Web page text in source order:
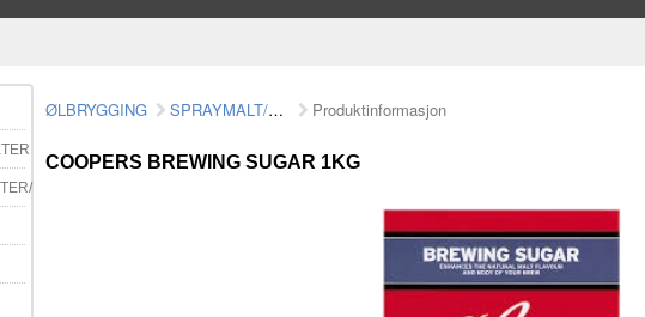
E-CIGG
ØLBRYGGING SPRAYMALT/MALTEKSTRAKT Produktinformasjon
COOPERS BREWING SUGAR 1KG